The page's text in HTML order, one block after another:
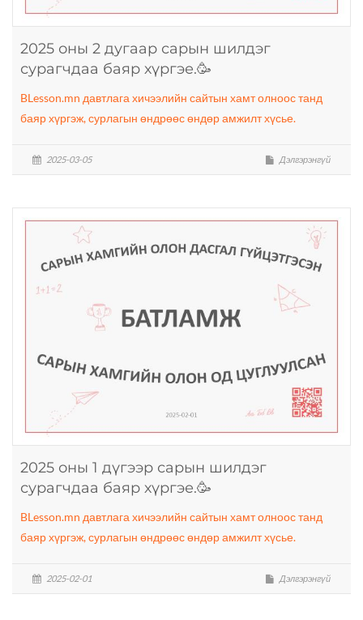
2025 оны 2 дугаар сарын шилдэг
сурагчдаа баяр хүргэе.🥳
BLesson.mn давтлага хичээлийн сайтын хамт олноос танд
баяр хүргэж, сурлагын өндрөөс өндөр амжилт хүсье.
2025-03-05 Дэлгэрэнгүй
2025 оны 1 дүгээр сарын шилдэг
сурагчдаа баяр хүргэе.🥳
BLesson.mn давтлага хичээлийн сайтын хамт олноос танд
баяр хүргэж, сурлагын өндрөөс өндөр амжилт хүсье.
2025-02-01 Дэлгэрэнгүй